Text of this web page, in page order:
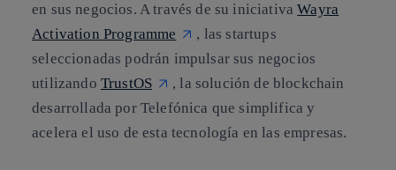
en sus negocios. A través de su iniciativaWayra
Activation Programme
, las startups
seleccionadas podrán impulsar sus negocios
utilizando TrustOS
, la solución de blockchain
desarrollada por Telefónica que simplifica y
acelera el uso de esta tecnología en las empresas.